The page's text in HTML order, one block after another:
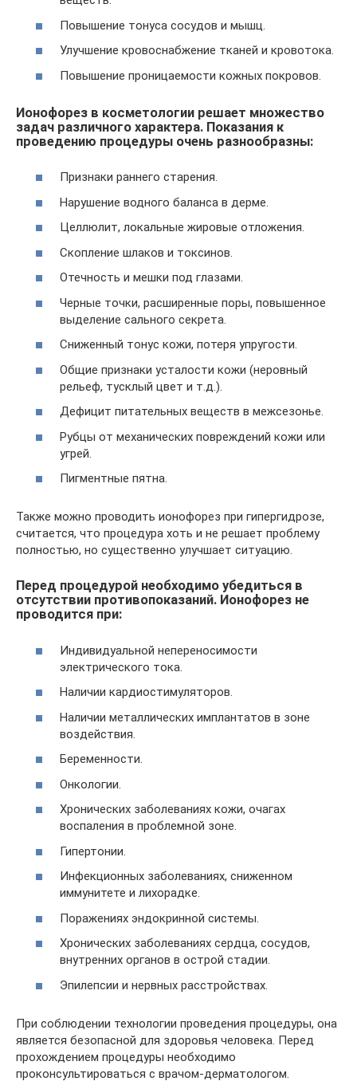
Повышение тонуса сосудов и мышц.
Улучшение кровоснабжение тканей и кровотока.
Повышение проницаемости кожных покровов.
Ионофорез в косметологии решает множество
задач различного характера. Показания к
проведению процедуры очень разнообразны:
Признаки раннего старения.
Нарушение водного баланса в дерме.
Целлюлит, локальные жировые отложения.
Скопление шлаков и токсинов.
Отечность и мешки под глазами.
Черные точки, расширенные поры, повышенное
выделение сального секрета.
Сниженный тонус кожи, потеря упругости.
Общие признаки усталости кожи (неровный
рельеф, тусклый цвет и т.д.).
Дефицит питательных веществ в межсезонье.
Рубцы от механических повреждений кожи или
угрей.
Пигментные пятна.
Также можно проводить ионофорез при гипергидрозе,
считается, что процедура хоть и не решает проблему
полностью, но существенно улучшает ситуацию.
Перед процедурой необходимо убедиться в
отсутствии противопоказаний. Ионофорез не
проводится при:
Индивидуальной непереносимости
электрического тока.
Наличии кардиостимуляторов.
Наличии металлических имплантатов в зоне
воздействия.
Беременности.
Онкологии.
Хронических заболеваниях кожи, очагах
воспаления в проблемной зоне.
Гипертонии.
Инфекционных заболеваниях, сниженном
иммунитете и лихорадке.
Поражениях эндокринной системы.
Хронических заболеваниях сердца, сосудов,
внутренних органов в острой стадии.
Эпилепсии и нервных расстройствах.
При соблюдении технологии проведения процедуры, она
является безопасной для здоровья человека. Перед
прохождением процедуры необходимо
проконсультироваться с врачом-дерматологом.